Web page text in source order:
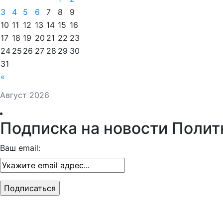
Август 2026
«
3
4 5 6 7 8
9
10 11 12 13 14 15 16
17 18 19 20 21 22 23
24 25 26 27 28 29 30
31
Подписка на новости
Ваш email: